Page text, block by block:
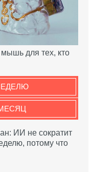
мышь для тех, кто
ИИ не сократит
потому что